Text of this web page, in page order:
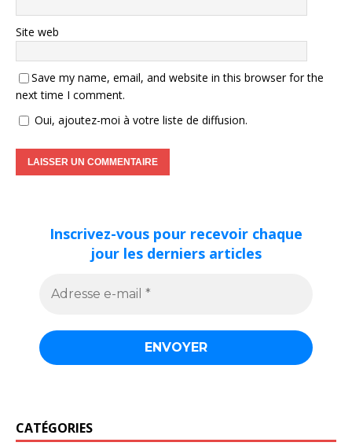
Site web
Save my name, email, and website in this browser for the
next time I comment.
Oui, ajoutez-moi à votre liste de diffusion.
Inscrivez-vous pour recevoir chaque
jour les derniers articles
CATÉGORIES